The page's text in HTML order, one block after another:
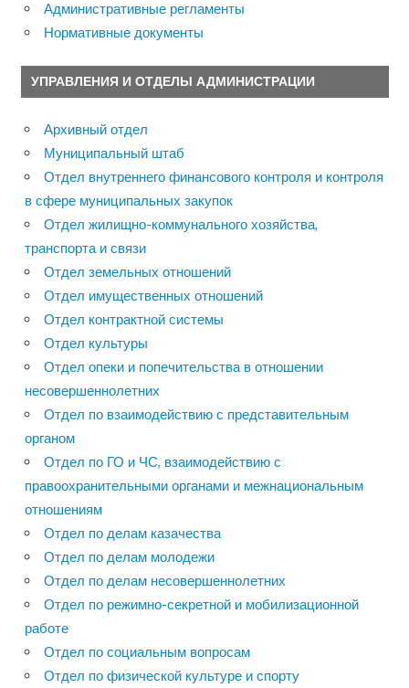
Административные регламенты
Нормативные документы
УПРАВЛЕНИЯ И ОТДЕЛЫ АДМИНИСТРАЦИИ
Архивный отдел
Муниципальный штаб
Отдел внутреннего финансового контроля и контроля
в сфере муниципальных закупок
Отдел жилищно-коммунального хозяйства,
транспорта и связи
Отдел земельных отношений
Отдел имущественных отношений
Отдел контрактной системы
Отдел культуры
Отдел опеки и попечительства в отношении
несовершеннолетних
Отдел по взаимодействию с представительным
органом
Отдел по ГО и ЧС, взаимодействию с
правоохранительными органами и межнациональным
отношениям
Отдел по делам казачества
Отдел по делам молодежи
Отдел по делам несовершеннолетних
Отдел по режимно-секретной и мобилизационной
работе
Отдел по социальным вопросам
Отдел по физической культуре и спорту